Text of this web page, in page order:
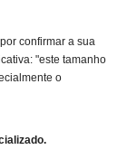
confirmar a sua
"este tamanho
o